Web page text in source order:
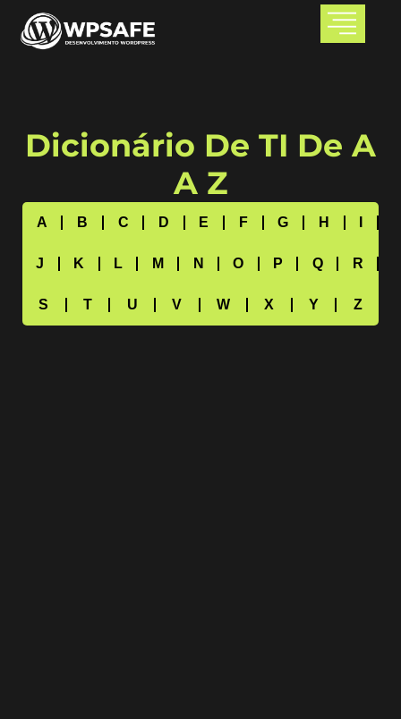
Dicionário De TI De A
A Z
A B C D E F G H
I
J
K L M N O P Q
R
S
T U V W X Y Z